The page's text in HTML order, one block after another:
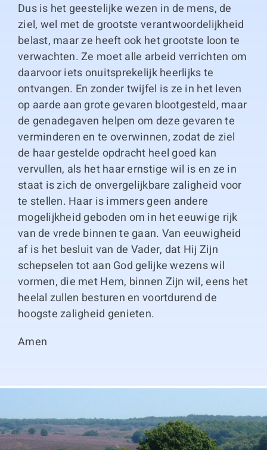
Dus is het geestelijke wezen in de mens, de
ziel, wel met de grootste verantwoordelijkheid
belast, maar ze heeft ook het grootste loon te
verwachten. Ze moet alle arbeid verrichten om
daarvoor iets onuitsprekelijk heerlijks te
ontvangen. En zonder twijfel is ze in het leven
op aarde aan grote gevaren blootgesteld, maar
de genadegaven helpen om deze gevaren te
verminderen en te overwinnen, zodat de ziel
de haar gestelde opdracht heel goed kan
vervullen, als het haar ernstige wil is en ze in
staat is zich de onvergelijkbare zaligheid voor
te stellen. Haar is immers geen andere
mogelijkheid geboden om in het eeuwige rijk
van de vrede binnen te gaan. Van eeuwigheid
af is het besluit van de Vader, dat Hij Zijn
schepselen tot aan God gelijke wezens wil
vormen, die met Hem, binnen Zijn wil, eens het
heelal zullen besturen en voortdurend de
hoogste zaligheid genieten.
Amen